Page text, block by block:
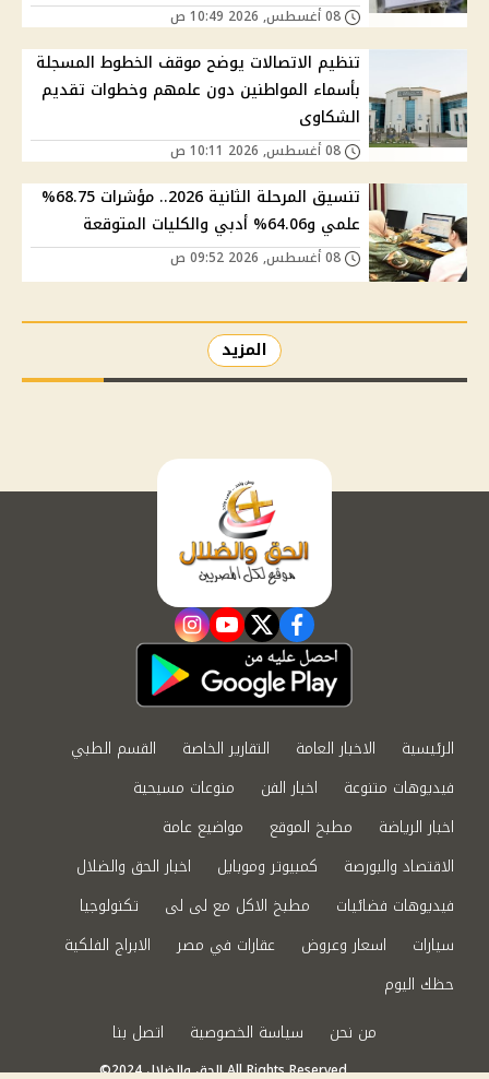
تنظيم الاتصالات يوضح موقف الخطوط المسجلة
بأسماء المواطنين دون علمهم وخطوات تقديم
الشكاوى
تنسيق المرحلة الثانية 2026.. مؤشرات 68.75%
علمي و64.06% أدبي والكليات المتوقعة
المزيد
facebook
twitter
youtube
instagram
الرئيسية الاخبار العامة التقارير الخاصة
القسم الطبي
فيديوهات متنوعة
اخبار الفن
منوعات مسيحية
اخبار الرياضة
مطبخ الموقع
مواضيع عامة
الاقتصاد والبورصة
كمبيوتر وموبايل
اخبار الحق والضلال
فيديوهات فضائيات
مطبخ الاكل مع لى لى
تكنولوجيا
سيارات
اسعار وعروض عقارات في مصر
الابراج الفلكية
حظك اليوم
من نحن
سياسة الخصوصية اتصل بنا
©2024 الحق والضلال All Rights Reserved.